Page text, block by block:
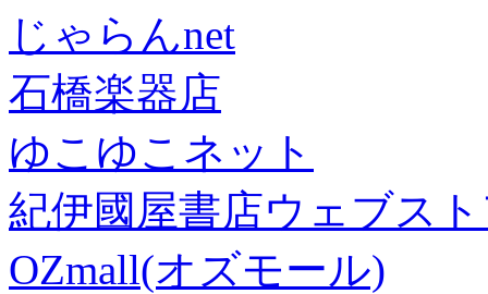
じゃらんnet
石橋楽器店
ゆこゆこネット
紀伊國屋書店ウェブス
OZmall(オズモール)